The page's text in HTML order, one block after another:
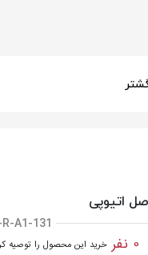
اتیوپی
A1-131
0 نفر خرید این محصول را توصیه